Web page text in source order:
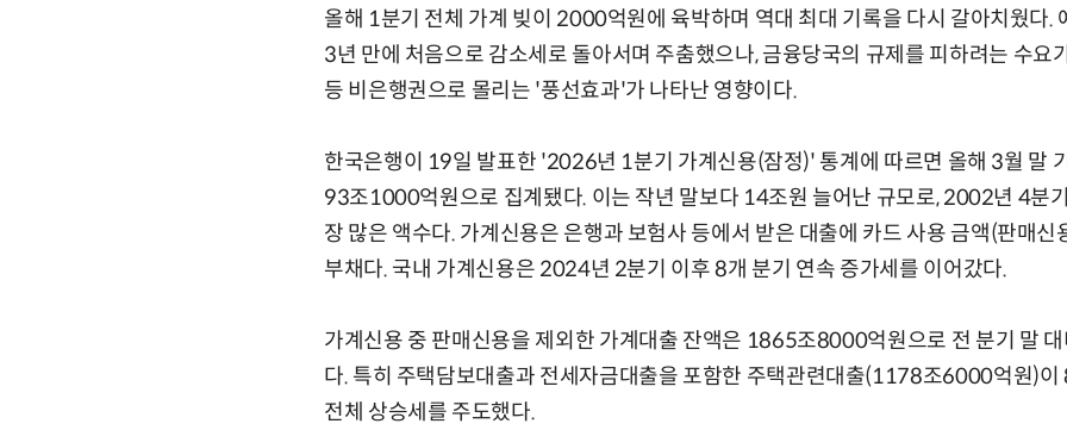
올해 1분기 전체 가계 빚이 2000억원에 육박하며 역대 최대 기록을 다시 갈아치웠다.
3년 만에 처음으로 감소세로 돌아서며 주춤했으나, 금융당국의 규제를 피하려는 수요
등 비은행권으로 몰리는 '풍선효과'가 나타난 영향이다.
한국은행이 19일 발표한 '2026년 1분기 가계신용(잠정)' 통계에 따르면 올해 3월 말
93조1000억원으로 집계됐다. 이는 작년 말보다 14조원 늘어난 규모로, 2002년 4분
장 많은 액수다. 가계신용은 은행과 보험사 등에서 받은 대출에 카드 사용 금액(판매신
부채다. 국내 가계신용은 2024년 2분기 이후 8개 분기 연속 증가세를 이어갔다.
가계신용 중 판매신용을 제외한 가계대출 잔액은 1865조8000억원으로 전 분기 말
다. 특히 주택담보대출과 전세자금대출을 포함한 주택관련대출(1178조6000억원)
전체 상승세를 주도했다.